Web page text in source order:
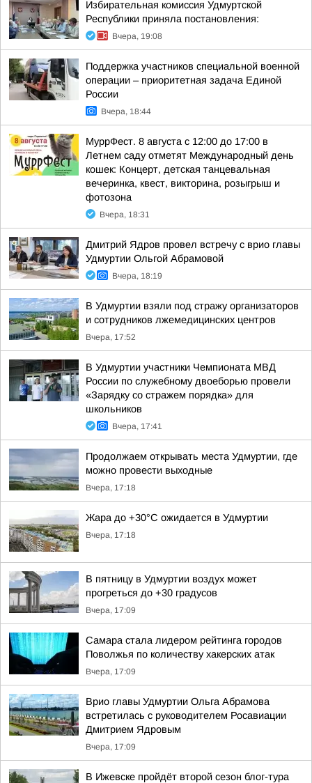
Избирательная комиссия Удмуртской
Республики приняла постановления:
Вчера, 19:08
Поддержка участников специальной военной
операции – приоритетная задача Единой
России
Вчера, 18:44
МуррФест. 8 августа с 12:00 до 17:00 в
Летнем саду отметят Международный день
кошек: Концерт, детская танцевальная
вечеринка, квест, викторина, розыгрыш и
фотозона
Вчера, 18:31
Дмитрий Ядров провел встречу с врио главы
Удмуртии Ольгой Абрамовой
Вчера, 18:19
В Удмуртии взяли под стражу организаторов
и сотрудников лжемедицинских центров
Вчера, 17:52
В Удмуртии участники Чемпионата МВД
России по служебному двоеборью провели
«Зарядку со стражем порядка» для
школьников
Вчера, 17:41
Продолжаем открывать места Удмуртии, где
можно провести выходные
Вчера, 17:18
Жара до +30°С ожидается в Удмуртии
Вчера, 17:18
В пятницу в Удмуртии воздух может
прогреться до +30 градусов
Вчера, 17:09
Самара стала лидером рейтинга городов
Поволжья по количеству хакерских атак
Вчера, 17:09
Врио главы Удмуртии Ольга Абрамова
встретилась с руководителем Росавиации
Дмитрием Ядровым
Вчера, 17:09
В Ижевске пройдёт второй сезон блог-тура